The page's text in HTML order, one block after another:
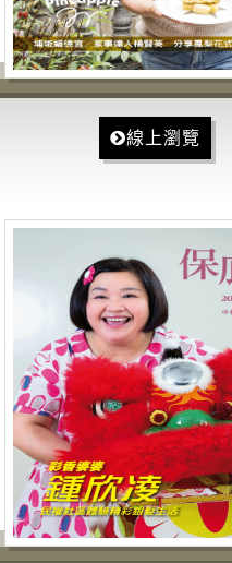
線上瀏覽